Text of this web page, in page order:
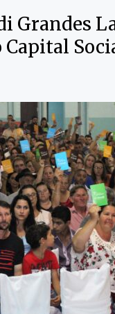
Grandes